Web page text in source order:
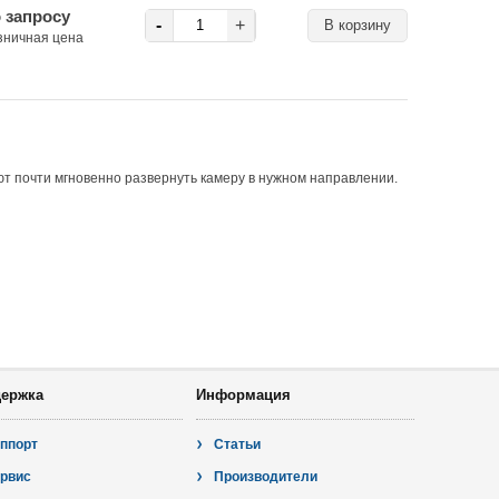
запросу
цена
- +
почти мгновенно развернуть камеру в нужном направлении.
Информация
Статьи
Производители